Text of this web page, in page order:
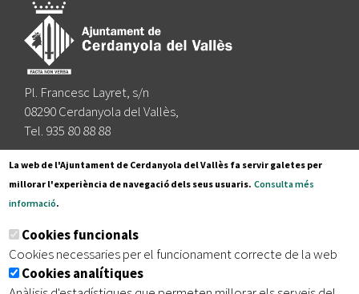
Pl. Francesc Layret, s/n
08290 Cerdanyola del Vallès,
Tel. 935 80 88 88
Segueix-nos a:
Subscriu-te al nostre butlletí
Inici | Avís legal | Protecció de dades
La web de l'Ajuntament de Cerdanyola del Vallès fa servir galetes per
millorar l'experiència de navegació dels seus usuaris. Consulta més
informació.
Cookies funcionals
Cookies necessaries per el funcionament correcte de la web
Cookies analítiques